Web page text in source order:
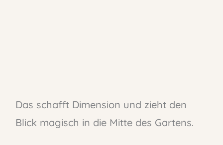
Das schafft Dimension und zieht den
Blick magisch in die Mitte des Gartens.